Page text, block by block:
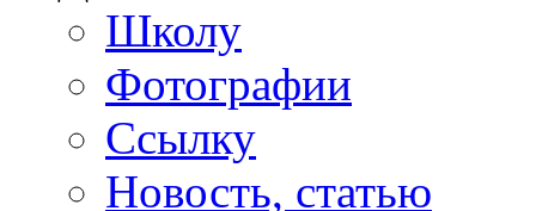
Школу
Фотографии
Ссылку
Новость, статью